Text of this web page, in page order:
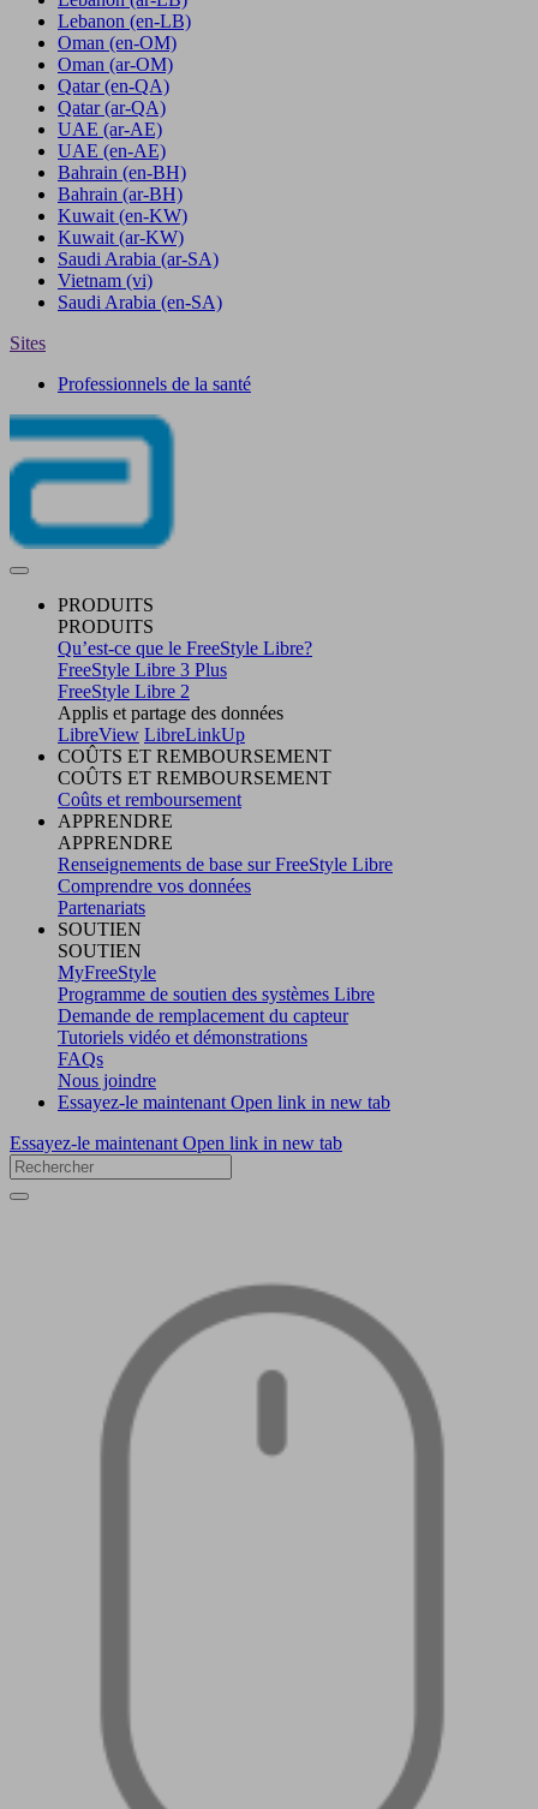
Lebanon (en-LB)
Oman (en-OM)
Oman (ar-OM)
Qatar (en-QA)
Qatar (ar-QA)
UAE (ar-AE)
UAE (en-AE)
Bahrain (en-BH)
Bahrain (ar-BH)
Kuwait (en-KW)
Kuwait (ar-KW)
Saudi Arabia (ar-SA)
Vietnam (vi)
Saudi Arabia (en-SA)
Sites
Professionnels de la santé
PRODUITS
PRODUITS
Qu’est-ce que le FreeStyle Libre?
FreeStyle Libre 3 Plus
FreeStyle Libre 2
Applis et partage des données
LibreView LibreLinkUp
COÛTS ET REMBOURSEMENT
COÛTS ET REMBOURSEMENT
Coûts et remboursement
APPRENDRE
APPRENDRE
Renseignements de base sur FreeStyle Libre
Comprendre vos données
Partenariats
SOUTIEN
SOUTIEN
MyFreeStyle
Programme de soutien des systèmes Libre
Demande de remplacement du capteur
Tutoriels vidéo et démonstrations
FAQs
Nous joindre
Essayez-le maintenant Open link in new tab
Essayez-le maintenant Open link in new tab